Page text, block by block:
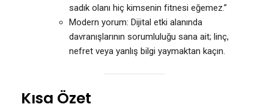
sadık olanı hiç kimsenin fitnesi eğemez.”
Modern yorum: Dijital etki alanında
davranışlarının sorumluluğu sana ait; linç,
nefret veya yanlış bilgi yaymaktan kaçın.
Kısa Özet